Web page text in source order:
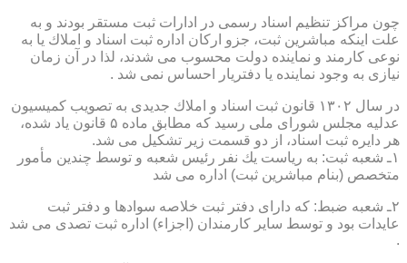
چون مراكز تنظیم اسناد رسمی در ادارات ثبت مستقر بودند و به
علت اینكه مباشرین ثبت، جزو اركان اداره ثبت اسناد و املاك یا به
نوعی كارمند و نماینده دولت محسوب می شدند، لذا در آن زمان
نیازی به وجود نماینده یا دفتریار احساس نمی شد .
در سال ۱۳۰۲ قانون ثبت اسناد و املاك جدیدی به تصویب كمیسیون
عدلیه مجلس شورای ملی رسید كه مطابق ماده ۵ قانون یاد شده،
هر دایره ثبت اسناد، از دو قسمت زیر تشكیل می شد.
۱ـ شعبه ثبت: به ریاست یك نفر رئیس شعبه و توسط چندین مأمور
متخصص (بنام مباشرین ثبت) اداره می شد
۲ـ شعبه ضبط: كه دارای دفتر ثبت خلاصه سوادها و دفتر ثبت
عایدات بود و توسط سایر كارمندان (اجزاء) اداره ثبت تصدی می شد
.